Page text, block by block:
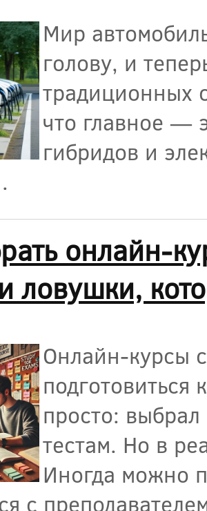
Мир
голову, и
традиционных
что главное —
гибридов и
онлайн-
ловушки,
Онлайн-курсы
просто:
тестам. Но в
Иногда можно
с